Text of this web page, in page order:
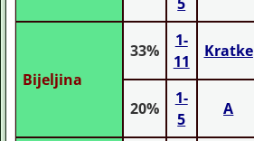
Bijeljina
33%
1-
11
Kratke
20%
1-
5
A